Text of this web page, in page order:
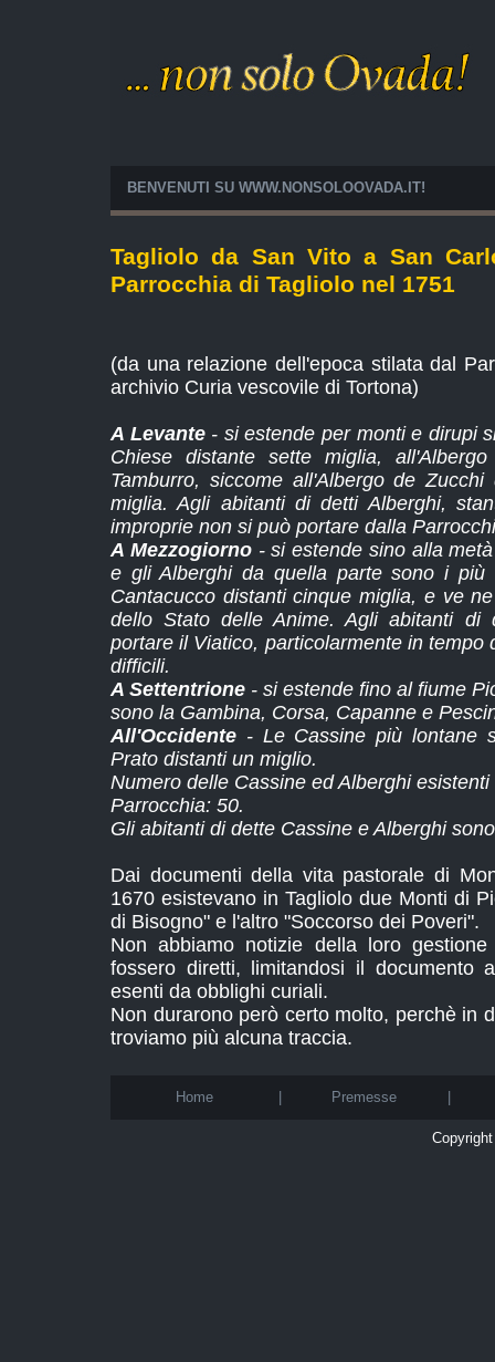
BENVENUTI SU WWW.NONSOLOOVADA.IT!
Tagliolo da San Vito a San
Parrocchia di Tagliolo nel 1751
(da una relazione dell'epoca stilata dal
archivio Curia vescovile di Tortona)
A Levante- si estende per monti e dirupi
Chiese distante sette miglia,
Tamburro, siccome all'Albergo de
miglia. Agli abitanti di detti Alberghi,
improprie non si può portare dalla
A Mezzogiorno- si estende sino alla
e gli Alberghi da quella parte sono i più
Cantacucco distanti cinque miglia, e ve
dello Stato delle Anime. Agli abitanti di
portare il Viatico, particolarmente in tempo
difficili.
A Settentrione - si estende fino al fiume
sono la Gambina, Corsa, Capanne e
All'Occidente - Le Cassine più lontane
Prato distanti un miglio.
Numero delle Cassine ed Alberghi
Parrocchia: 50.
Gli abitanti di dette Cassine e Alberghi
Dai documenti della vita pastorale di
1670 esistevano in Tagliolo due Monti di
di Bisogno" e l'altro "Soccorso dei Poveri".
Non abbiamo notizie della loro
fossero diretti, limitandosi il documento
esenti da obblighi curiali.
Non durarono però certo molto, perchè in
troviamo più alcuna traccia.
Home Premesse